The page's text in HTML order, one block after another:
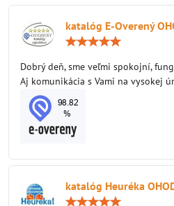
katalóg E-Overený
5
Dobrý deň, sme veľmi spokojní,
Aj komunikácia s Vami na vysokej
katalóg Heuréka